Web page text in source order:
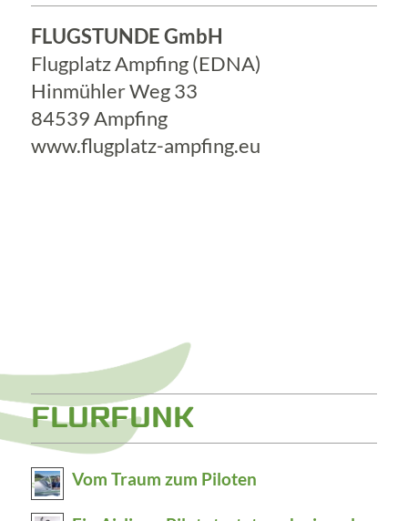
FLUGSTUNDE GmbH
Flugplatz Ampfing (EDNA)
Hinmühler Weg 33
84539 Ampfing
www.flugplatz-ampfing.eu
FLURFUNK
Vom Traum zum Piloten